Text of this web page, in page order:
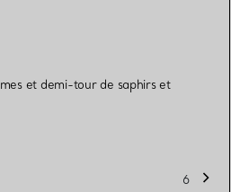
et demi-tour de saphirs et
6